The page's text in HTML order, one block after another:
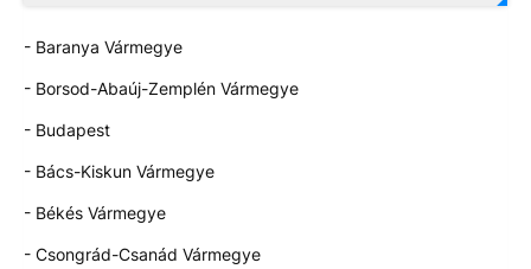
- Baranya Vármegye
- Borsod-Abaúj-Zemplén Vármegye
- Budapest
- Bács-Kiskun Vármegye
- Békés Vármegye
- Csongrád-Csanád Vármegye